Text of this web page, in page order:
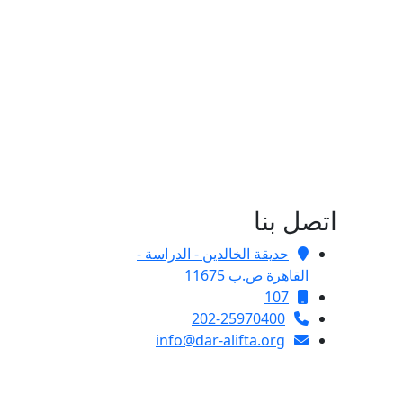
اتصل بنا
حديقة الخالدين - الدراسة -
القاهرة ص.ب 11675
107
202-25970400
info@dar-alifta.org